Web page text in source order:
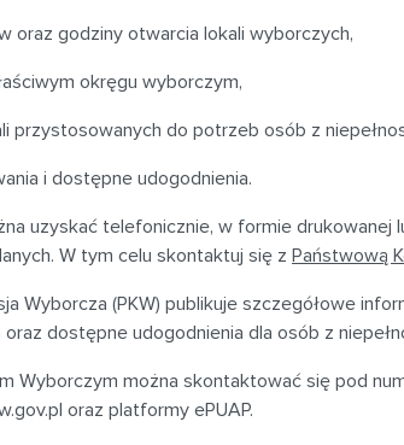
oraz godziny otwarcia lokali wyborczych,
okręgu wyborczym,
przystosowanych do potrzeb osób z
i dostępne udogodnienia.
uzyskać telefonicznie, w formie drukowanej
W tym celu skontaktuj się z Państwową
Wyborcza (PKW) publikuje szczegółowe
dostępne udogodnienia dla osób z
Wyborczym można skontaktować się pod
oraz platformy ePUAP.